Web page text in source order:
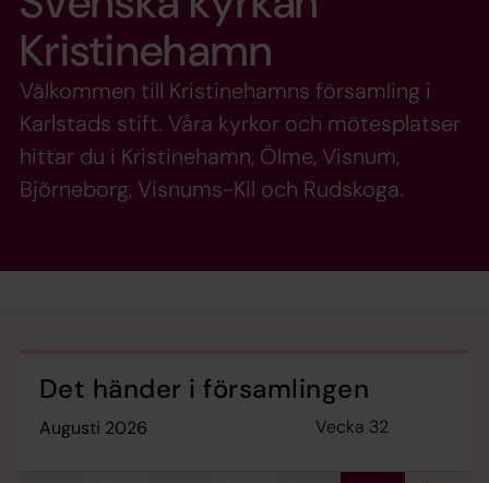
Kristinehamn
Välkommen till Kristinehamns församling i
Karlstads stift. Våra kyrkor och mötesplatser
hittar du i Kristinehamn, Ölme, Visnum,
Björneborg, Visnums-Kil och Rudskoga.
Det händer i församlingen
augusti 2026 Vecka 32